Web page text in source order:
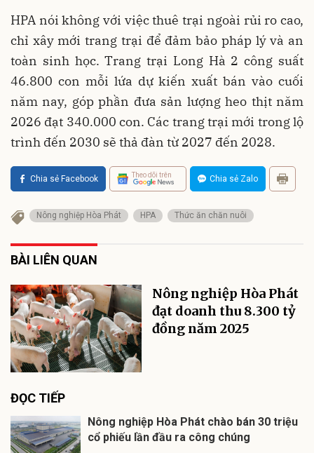
HPA nói không với việc thuê trại ngoài rủi ro cao,
chỉ xây mới trang trại để đảm bảo pháp lý và an
toàn sinh học. Trang trại Long Hà 2 công suất
46.800 con mỗi lứa dự kiến xuất bán vào cuối
năm nay, góp phần đưa sản lượng heo thịt năm
2026 đạt 340.000 con. Các trang trại mới trong lộ
trình đến 2030 sẽ thả đàn từ 2027 đến 2028.
Chia sẻ Facebook Theo dõi trên Chia sẻ Zalo
Nông nghiệp Hòa Phát HPA Thức ăn chăn nuôi
BÀI LIÊN QUAN
Nông nghiệp Hòa Phát
đạt doanh thu 8.300 tỷ
đồng năm 2025
ĐỌC TIẾP
Nông nghiệp Hòa Phát chào bán 30 triệu
cổ phiếu lần đầu ra công chúng